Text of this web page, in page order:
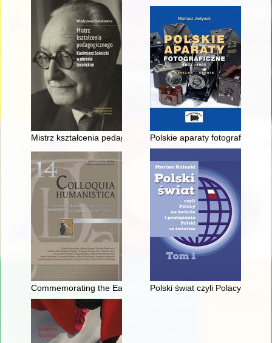
Mistrz kształcenia pedagogicznego : Kazimierz Sośnicki w
Polskie aparaty fotograficzne
Commemorating the Eastern European Jewish past through
Polski świat czyli Polacy na